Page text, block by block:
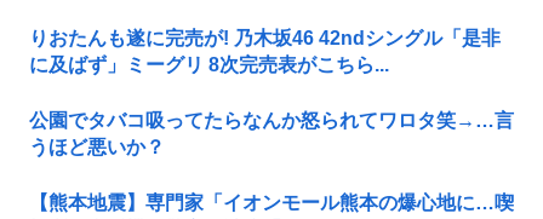
りおたんも遂に完売が! 乃木坂46 42ndシングル「是非
に及ばず」ミーグリ 8次完売表がこちら...
公園でタバコ吸ってたらなんか怒られてワロタ笑→…言
うほど悪いか？
【熊本地震】専門家「イオンモール熊本の爆心地に…喫